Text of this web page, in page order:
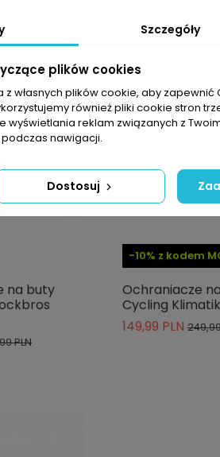
na buty
PLN
-10% z kodem
Ochraniacze
Cycling Klimatik
149,99 PLN
Szczegóły
plików cookies
z własnych plików cookie, aby
również pliki cookie stron
wyświetlania reklam związanych z
nawigacji.
Dostosuj